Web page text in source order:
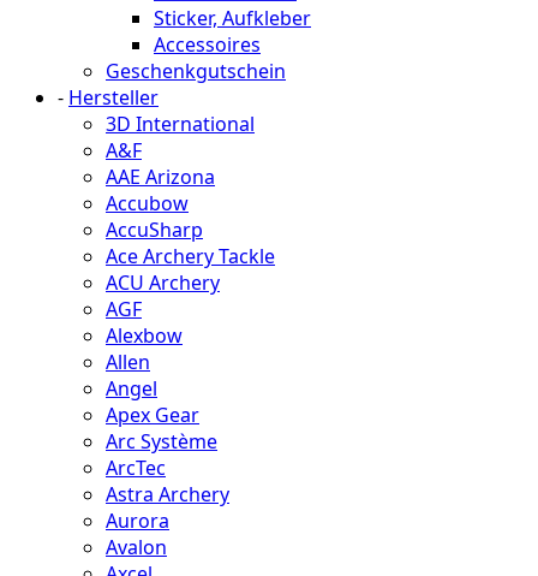
Sticker, Aufkleber
Accessoires
Geschenkgutschein
- Hersteller
3D International
A&F
AAE Arizona
Accubow
AccuSharp
Ace Archery Tackle
ACU Archery
AGF
Alexbow
Allen
Angel
Apex Gear
Arc Système
ArcTec
Astra Archery
Aurora
Avalon